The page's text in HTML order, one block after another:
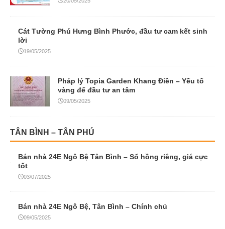
Cát Tường Phú Hưng Bình Phước, đầu tư cam kết sinh
lời
19/05/2025
Pháp lý Topia Garden Khang Điền – Yếu tố
vàng để đầu tư an tâm
09/05/2025
TÂN BÌNH – TÂN PHÚ
Bán nhà 24E Ngô Bệ Tân Bình – Sổ hồng riêng, giá cực
tốt
03/07/2025
Bán nhà 24E Ngô Bệ, Tân Bình – Chính chủ
09/05/2025